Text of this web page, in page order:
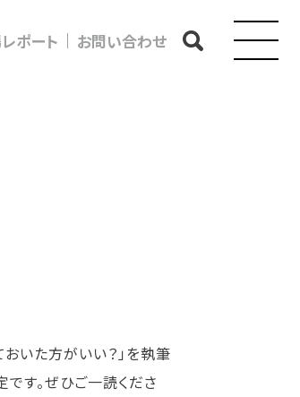
ポート お問い合わせ
いた方がいい？」を執筆
す。ぜひご一読くださ